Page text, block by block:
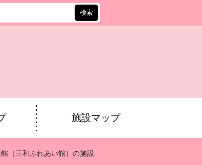
施設マップ
（三和ふれあい館）の施設